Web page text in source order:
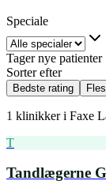
Speciale
Tager nye patienter
Sorter efter
Bedste rating
1 klinikker i Faxe
T
Tandlægerne